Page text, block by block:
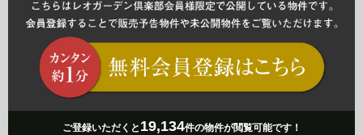
ご登録いただくと 19,134件の物件が閲覧可能です！